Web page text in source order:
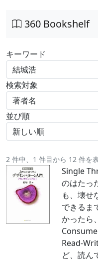
360 Bookshelf
キーワード
検索対象
並び順
2 件中、1 件目から 12 件を
Single
のはたっ
も、壊せ
できるま
かったら
Read-
ど、読ん